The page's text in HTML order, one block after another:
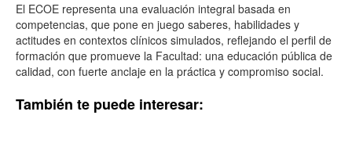
El ECOE representa una evaluación integral basada en
competencias, que pone en juego saberes, habilidades y
actitudes en contextos clínicos simulados, reflejando el perfil de
formación que promueve la Facultad: una educación pública de
calidad, con fuerte anclaje en la práctica y compromiso social.
También te puede interesar: